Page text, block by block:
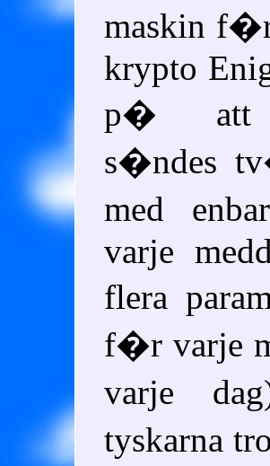
maskin
krypto
p� att
s�ndes
med
varje
flera
f�r varje
varje
tyskarna